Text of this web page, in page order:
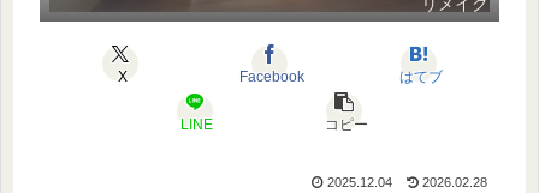
X Facebook はてブ
LINE コピー
2025.12.04 2026.02.28